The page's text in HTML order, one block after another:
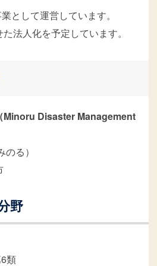
として運営しています。
法人化を予定しています。
Minoru Disaster Management
る）
野
類